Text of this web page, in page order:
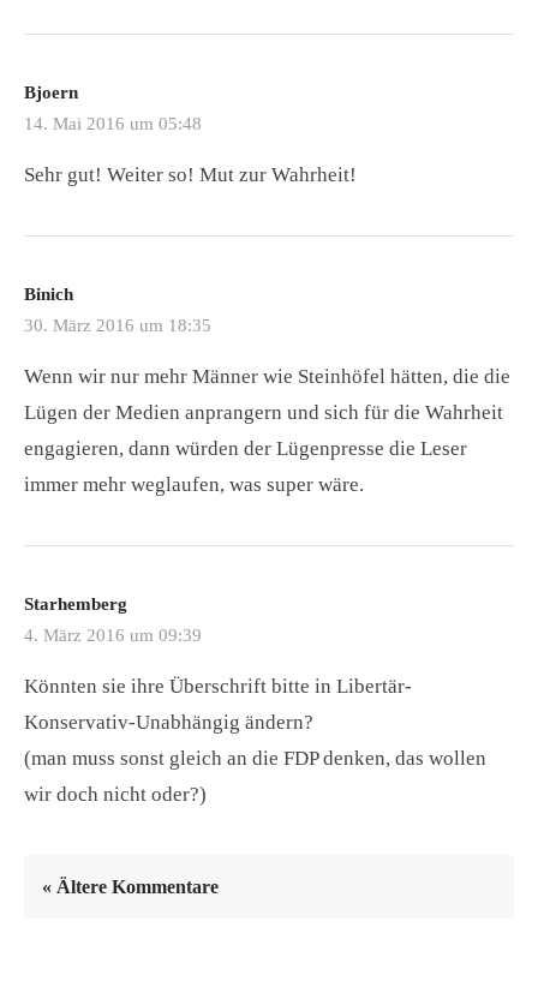
Bjoern
14. Mai 2016 um 05:48
Sehr gut! Weiter so! Mut zur Wahrheit!
Binich
30. März 2016 um 18:35
Wenn wir nur mehr Männer wie Steinhöfel hätten, die die
Lügen der Medien anprangern und sich für die Wahrheit
engagieren, dann würden der Lügenpresse die Leser
immer mehr weglaufen, was super wäre.
Starhemberg
4. März 2016 um 09:39
Könnten sie ihre Überschrift bitte in Libertär-
Konservativ-Unabhängig ändern?
(man muss sonst gleich an die FDP denken, das wollen
wir doch nicht oder?)
« Ältere Kommentare